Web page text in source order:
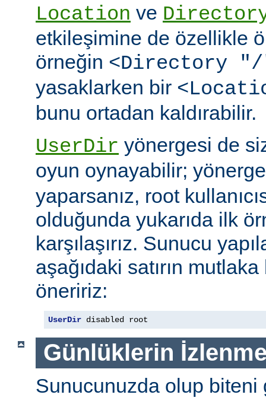
Location ve
etkileşimine de özellikle
örneğin <Directory "/
yasaklarken bir
bunu ortadan kaldırabilir.
UserDir yönergesi de
oyun oynayabilir;
yaparsanız, root
olduğunda yukarıda ilk
karşılaşırız. Sunucu
aşağıdaki satırın mutlaka
öneririz:
UserDir disabled root
Günlüklerin
Sunucunuzda olup